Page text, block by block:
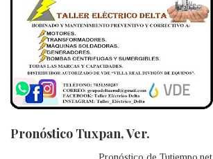
Pronóstico Tuxpan, Ver.